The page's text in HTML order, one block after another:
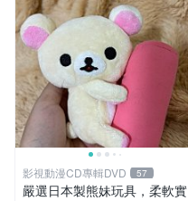
影視動漫CD專輯DVD 57
嚴選日本製熊妹玩具，柔軟實